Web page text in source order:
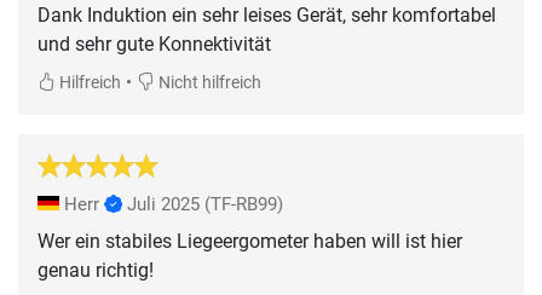
Dank Induktion ein sehr leises Gerät, sehr komfortabel
und sehr gute Konnektivität
Hilfreich • Nicht hilfreich
Herr Juli 2025 (TF-RB99)
Wer ein stabiles Liegeergometer haben will ist hier
genau richtig!